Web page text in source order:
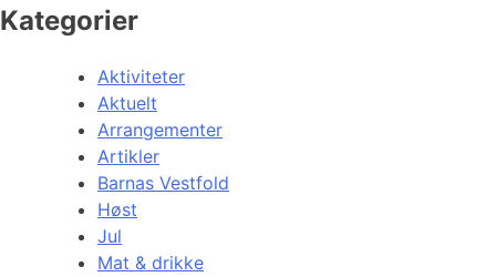
Kategorier
Aktiviteter
Aktuelt
Arrangementer
Artikler
Barnas Vestfold
Høst
Jul
Mat & drikke